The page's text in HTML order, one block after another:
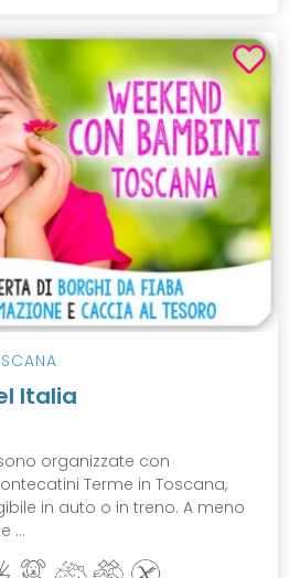
Italia
organizzate con
Terme in Toscana,
in auto o in treno. A meno
...